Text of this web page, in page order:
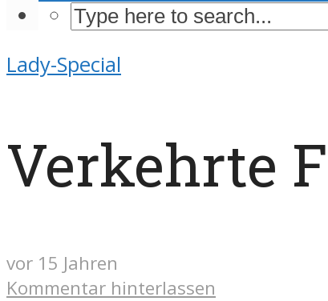
Lady-Special
Verkehrte
vor 15 Jahren
Kommentar hinterlassen